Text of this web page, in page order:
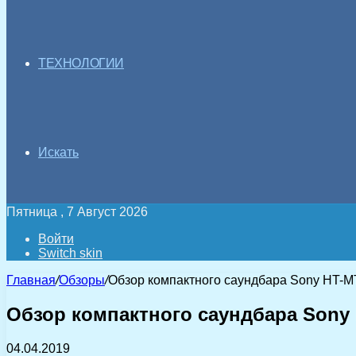
ТЕХНОЛОГИИ
Искать
Пятница , 7 Август 2026
Войти
Switch skin
Главная/Обзоры/Обзор компактного саундбара Sony HT-
Обзор компактного саундбара Sony
04.04.2019